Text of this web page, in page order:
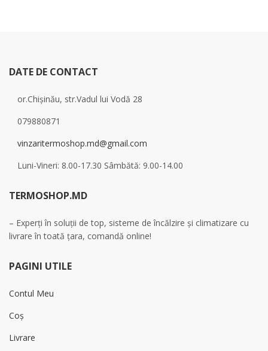
DATE DE CONTACT
or.Chișinău, str.Vadul lui Vodă 28
079880871
vinzaritermoshop.md@gmail.com
Luni-Vineri: 8.00-17.30 Sâmbătă: 9.00-14.00
TERMOSHOP.MD
– Experți în soluții de top, sisteme de încălzire și climatizare cu
livrare în toată țara, comandă online!
PAGINI UTILE
Contul Meu
Coș
Livrare